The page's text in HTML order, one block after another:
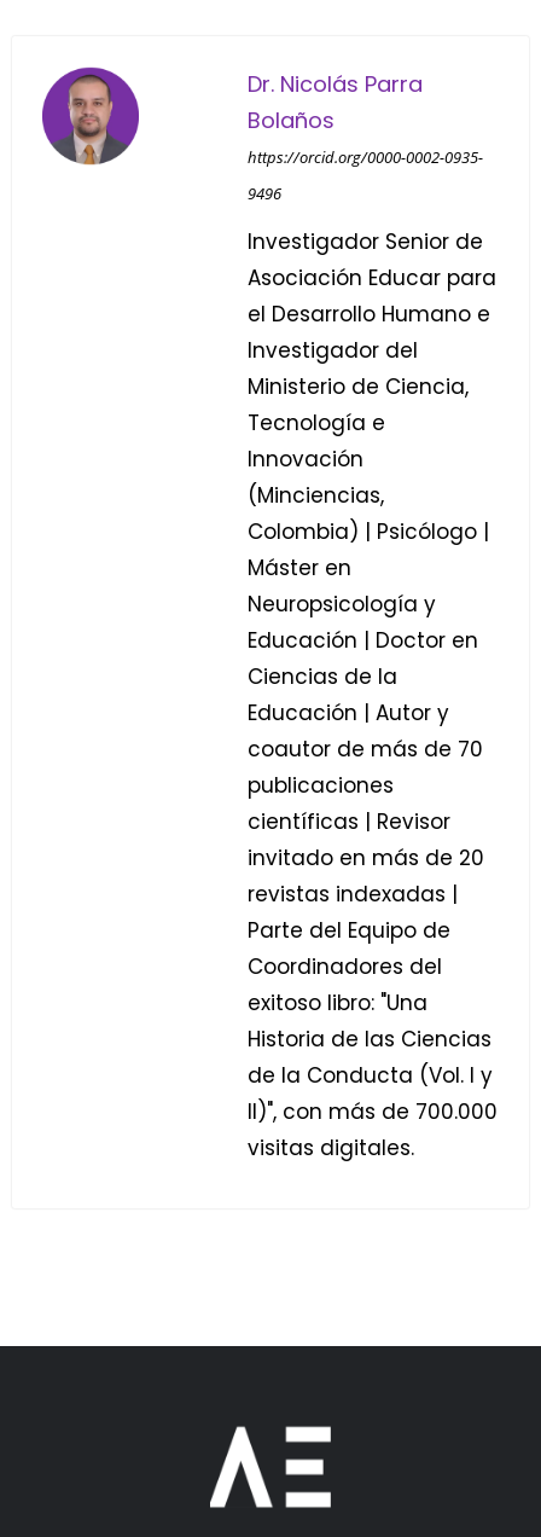
Dr. Nicolás Parra
Bolaños
https://orcid.org/0000-0002-0935-
9496
Investigador Senior de
Asociación Educar para
el Desarrollo Humano e
Investigador del
Ministerio de Ciencia,
Tecnología e
Innovación
(Minciencias,
Colombia) | Psicólogo |
Máster en
Neuropsicología y
Educación | Doctor en
Ciencias de la
Educación | Autor y
coautor de más de 70
publicaciones
científicas | Revisor
invitado en más de 20
revistas indexadas |
Parte del Equipo de
Coordinadores del
exitoso libro: "Una
Historia de las Ciencias
de la Conducta (Vol. I y
II)", con más de 700.000
visitas digitales.